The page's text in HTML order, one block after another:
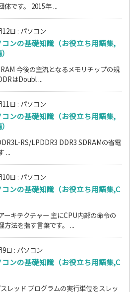
体です。 2015年 ...
12日 : パソコン
コンの基礎知識（お役立ち用語集,
今後の主流となるメモリチップの規
はDoubl ...
11日 : パソコン
コンの基礎知識（お役立ち用語集,
RS/LPDDR3 DDR3 SDRAMの省電
...
10日 : パソコン
コンの基礎知識（お役立ち用語集,C
ーキテクチャー 主にCPU内部の命令の
方法を指す言葉です。 ...
9日 : パソコン
コンの基礎知識（お役立ち用語集,C
レッド プログラムの実行単位をスレッ